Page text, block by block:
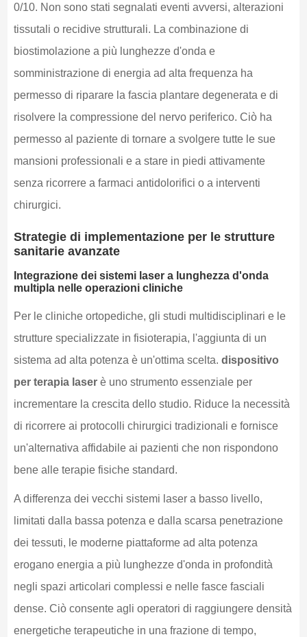
0/10. Non sono stati segnalati eventi avversi, alterazioni
tissutali o recidive strutturali. La combinazione di
biostimolazione a più lunghezze d'onda e
somministrazione di energia ad alta frequenza ha
permesso di riparare la fascia plantare degenerata e di
risolvere la compressione del nervo periferico. Ciò ha
permesso al paziente di tornare a svolgere tutte le sue
mansioni professionali e a stare in piedi attivamente
senza ricorrere a farmaci antidolorifici o a interventi
chirurgici.
Strategie di implementazione per le strutture
sanitarie avanzate
Integrazione dei sistemi laser a lunghezza d'onda
multipla nelle operazioni cliniche
Per le cliniche ortopediche, gli studi multidisciplinari e le
strutture specializzate in fisioterapia, l'aggiunta di un
sistema ad alta potenza è un'ottima scelta. dispositivo
per terapia laserè uno strumento essenziale per
incrementare la crescita dello studio. Riduce la necessità
di ricorrere ai protocolli chirurgici tradizionali e fornisce
un'alternativa affidabile ai pazienti che non rispondono
bene alle terapie fisiche standard.
A differenza dei vecchi sistemi laser a basso livello,
limitati dalla bassa potenza e dalla scarsa penetrazione
dei tessuti, le moderne piattaforme ad alta potenza
erogano energia a più lunghezze d'onda in profondità
negli spazi articolari complessi e nelle fasce fasciali
dense. Ciò consente agli operatori di raggiungere densità
energetiche terapeutiche in una frazione di tempo,